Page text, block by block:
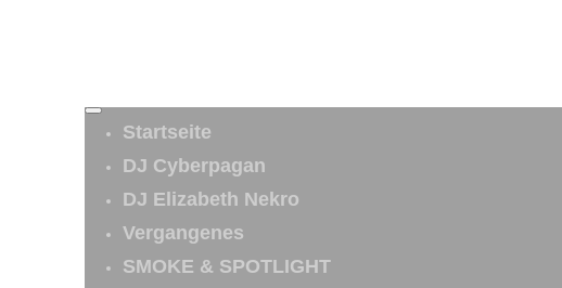
Startseite
DJ Cyberpagan
DJ Elizabeth Nekro
Vergangenes
SMOKE & SPOTLIGHT